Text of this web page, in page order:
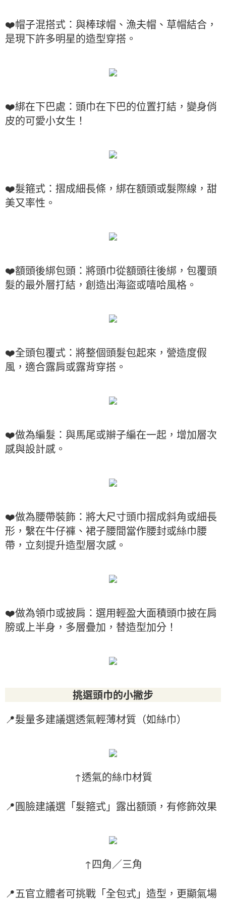
❤️帽子混搭式：與棒球帽、漁夫帽、草帽結合，
是現下許多明星的造型穿搭。
❤️綁在下巴處：頭巾在下巴的位置打結，變身俏
皮的可愛小女生！
❤️髮箍式：摺成細長條，綁在額頭或髮際線，甜
美又率性。
❤️額頭後綁包頭：將頭巾從額頭往後綁，包覆頭
髮的最外層打結，創造出海盜或嘻哈風格。
❤️全頭包覆式：將整個頭髮包起來，營造度假
風，適合露肩或露背穿搭。
❤️做為編髮：與馬尾或辮子編在一起，增加層次
感與設計感。
❤️做為腰帶裝飾：將大尺寸頭巾摺成斜角或細長
形，繫在牛仔褲、裙子腰間當作腰封或絲巾腰
帶，立刻提升造型層次感。
❤️做為領巾或披肩：選用輕盈大面積頭巾披在肩
膀或上半身，多層疊加，替造型加分！
挑選頭巾的小撇步
📍髮量多建議選透氣輕薄材質（如絲巾）
↑透氣的絲巾材質
📍圓臉建議選「髮箍式」露出額頭，有修飾效果
↑四角／三角
📍五官立體者可挑戰「全包式」造型，更顯氣場